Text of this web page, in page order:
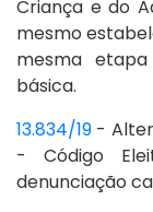
Criança e do
mesmo
mesma
básica.
13.834/19 -
- Código
denunciação